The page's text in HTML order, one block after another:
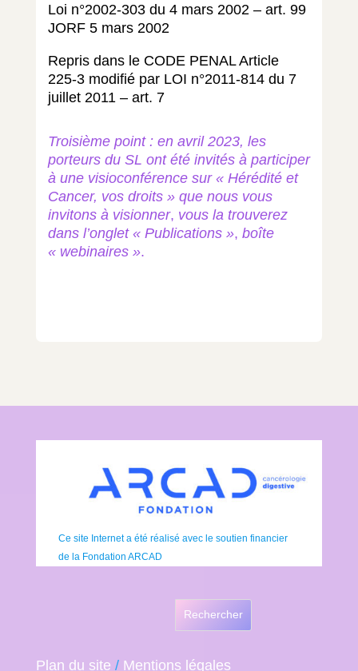
Loi n°2002-303 du 4 mars 2002 – art. 99
JORF 5 mars 2002
Repris dans le CODE PENAL Article
225-3 modifié par LOI n°2011-814 du 7
juillet 2011 – art. 7
Troisième point : en avril 2023, les
porteurs du SL ont été invités à participer
à une visioconférence sur « Hérédité et
Cancer, vos droits » que nous vous
invitons à visionner, vous la trouverez
dans l’onglet « Publications », boîte
« webinaires ».
Ce site Internet a été réalisé avec le soutien financier
de la Fondation ARCAD
Rechercher
Plan du site / Mentions légales